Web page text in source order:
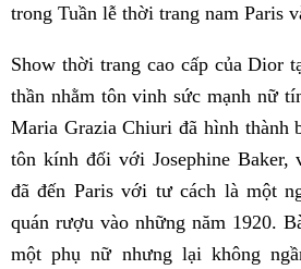
trong Tuần lễ thời trang nam Paris
Show thời trang cao cấp của Dior
thần nhằm tôn vinh sức mạnh nữ
Maria Grazia Chiuri đã hình thành
tôn kính đối với Josephine
đã đến Paris với tư cách là một
quán rượu vào những năm 1920.
một phụ nữ nhưng lại không